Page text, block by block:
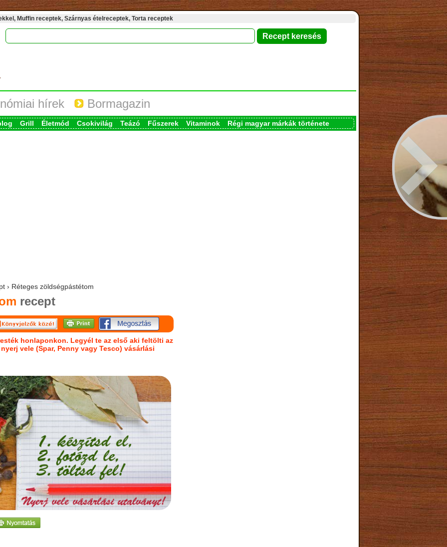
Muffin receptek, Szárnyas ételreceptek, Torta receptek
hírek Bormagazin
Grill Életmód Csokivilág Teázó Fűszerek Vitaminok Régi magyar márkák története
› Réteges zöldségpástétom
recept
honlaponkon. Legyél te az első aki feltölti az
vele (Spar, Penny vagy Tesco) vásárlási